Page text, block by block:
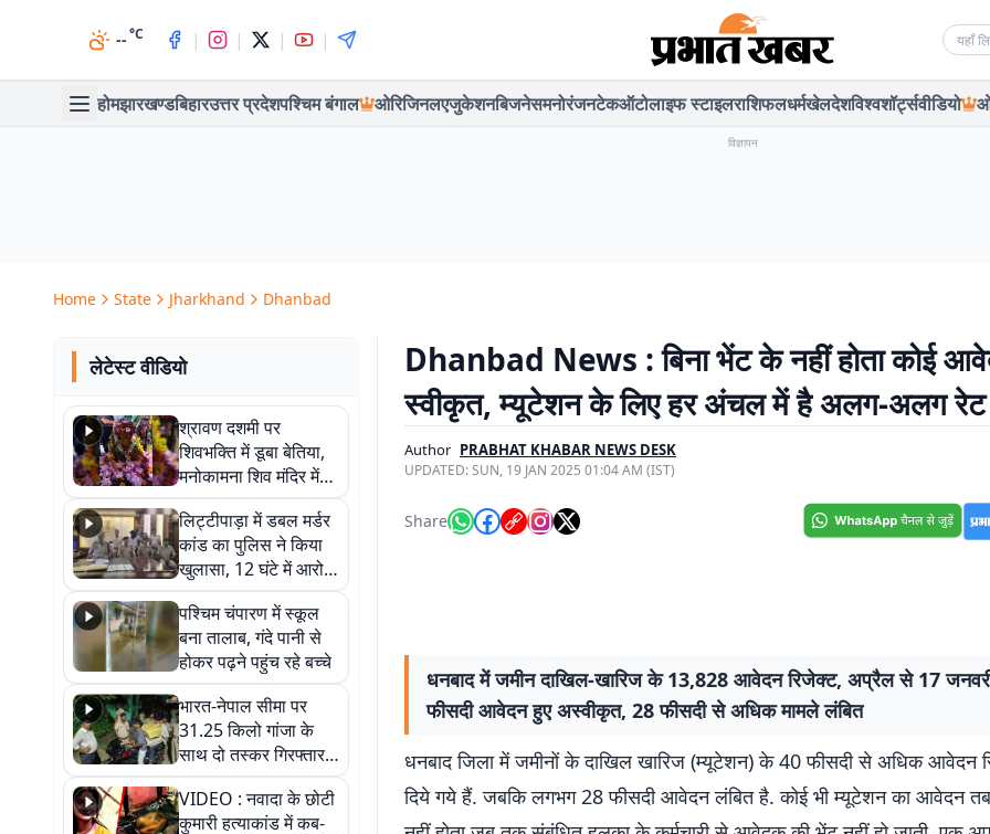
--°C | | | |
होमझारखण्डबिहारउत्तर प्रदेशपश्चिम बंगाल ओरिजिनलएजुकेशनबिजनेसमनोरंजनटेकऑटोलाइफ स्टाइलराशिफलधर्मखेलदेशविश्वशॉर्ट्सवीडियो
विज्ञापन
Home State Jharkhand Dhanbad
लेटेस्ट वीडियो
श्रावण दशमी पर
शिवभक्ति में डूबा बेतिया,
मनोकामना शिव मंदिर में
हुआ भव्य श्रृंगार
लिट्टीपाड़ा में डबल मर्डर
कांड का पुलिस ने किया
खुलासा, 12 घंटे में आरोपी
गिरफ्तार
पश्चिम चंपारण में स्कूल
बना तालाब, गंदे पानी से
होकर पढ़ने पहुंच रहे बच्चे
भारत-नेपाल सीमा पर
31.25 किलो गांजा के
साथ दो तस्कर गिरफ्तार,
नेपाली नंबर की बाइक
जब्त
VIDEO : नवादा के छोटी
कुमारी हत्याकांड में कब-
Dhanbad News : बिना भेंट के नहीं होता कोई
स्वीकृत, म्यूटेशन के लिए हर अंचल में है अलग-अलग रेट
Author PRABHAT KHABAR NEWS DESK
UPDATED:SUN, 19 JAN 2025 01:04 AM (IST)
Share
धनबाद में जमीन दाखिल-खारिज के 13,828 आवेदन रिजेक्ट, अप्रैल से 17
फीसदी आवेदन हुए अस्वीकृत, 28 फीसदी से अधिक मामले लंबित
धनबाद जिला में जमीनों के दाखिल खारिज (म्यूटेशन) के 40 फीसदी से अधिक आवेदन
दिये गये हैं. जबकि लगभग 28 फीसदी आवेदन लंबित है. कोई भी म्यूटेशन का आवेदन